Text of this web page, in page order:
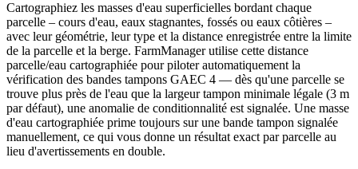
Cartographiez les masses d'eau superficielles bordant chaque
parcelle – cours d'eau, eaux stagnantes, fossés ou eaux côtières –
avec leur géométrie, leur type et la distance enregistrée entre la limite
de la parcelle et la berge. FarmManager utilise cette distance
parcelle/eau cartographiée pour piloter automatiquement la
vérification des bandes tampons GAEC 4 — dès qu'une parcelle se
trouve plus près de l'eau que la largeur tampon minimale légale (3 m
par défaut), une anomalie de conditionnalité est signalée. Une masse
d'eau cartographiée prime toujours sur une bande tampon signalée
manuellement, ce qui vous donne un résultat exact par parcelle au
lieu d'avertissements en double.